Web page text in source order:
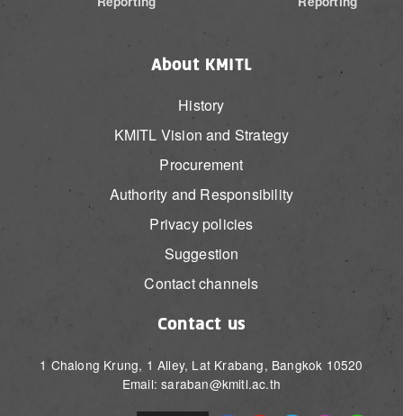
About KMITL
History
KMITL Vision and Strategy
Procurement
Authority and Responsibility
Privacy policies
Suggestion
Contact channels
Contact us
1 Chalong Krung, 1 Alley, Lat Krabang, Bangkok 10520
Email: saraban@kmitl.ac.th